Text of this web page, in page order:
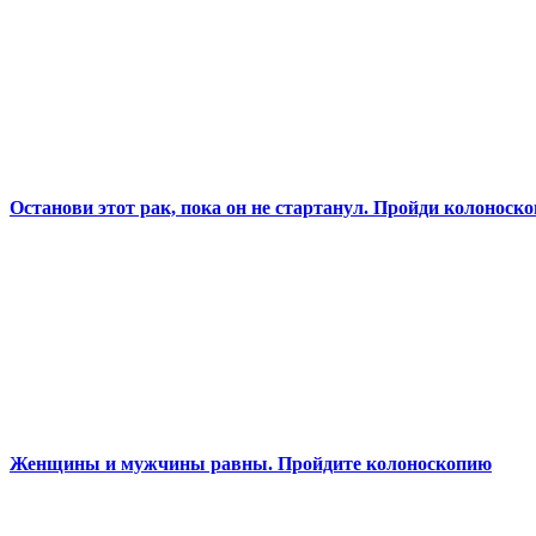
Останови этот рак, пока он не стартанул. Пройди
Женщины и мужчины равны. Пройдите колоноскопию